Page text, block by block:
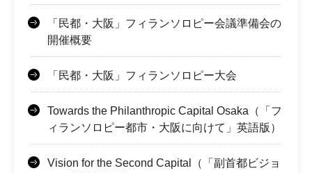
「民都・大阪」フィランソロピー会議準備会の
開催概要
「民都・大阪」フィランソロピー大会
Towards the Philanthropic Capital Osaka（「フ
ィランソロピー都市・大阪に向けて」英語版）
Vision for the Second Capital（「副首都ビジョ